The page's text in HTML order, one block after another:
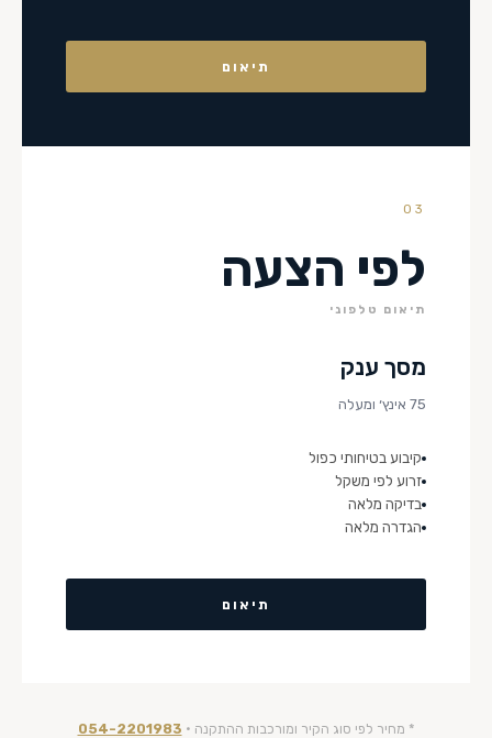
תיאום
03
לפי הצעה
תיאום טלפוני
מסך ענק
75 אינץ׳ ומעלה
קיבוע בטיחותי כפול
זרוע לפי משקל
בדיקה מלאה
הגדרה מלאה
תיאום
* מחיר לפי סוג הקיר ומורכבות ההתקנה · 054-2201983